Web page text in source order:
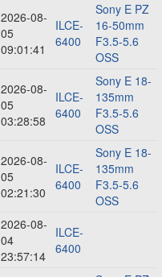
2026-08-
05
09:01:41
ILCE-
6400
Sony E PZ
16-50mm
F3.5-5.6
OSS
2026-08-
05
03:28:58
ILCE-
6400
Sony E 18-
135mm
F3.5-5.6
OSS
2026-08-
05
02:21:30
ILCE-
6400
Sony E 18-
135mm
F3.5-5.6
OSS
2026-08-
04
23:57:14
ILCE-
6400